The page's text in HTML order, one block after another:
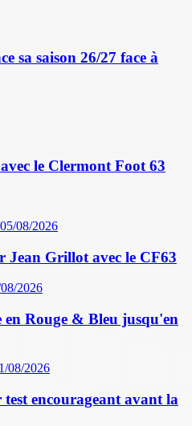
sa saison 26/27 face à
le Clermont Foot 63
08/2026
Grillot avec le CF63
2026
Rouge & Bleu jusqu'en
08/2026
encourageant avant la